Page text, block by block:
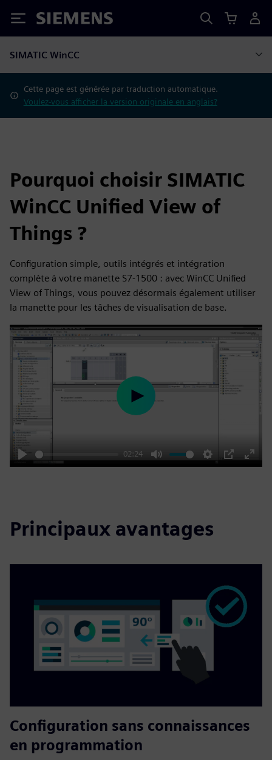
Siemens
SIMATIC WinCC
Cette page est générée par traduction automatique.
Voulez-vous afficher la version originale en anglais?
Pourquoi choisir SIMATIC
WinCC Unified View of
Things ?
Configuration simple, outils intégrés et intégration
complète à votre manette S7-1500 : avec WinCC Unified
View of Things, vous pouvez désormais également utiliser
la manette pour les tâches de visualisation de base.
Play
02:24
Mute Settings
PIP
Enter
Play
Principaux avantages
Configuration sans connaissances
en programmation